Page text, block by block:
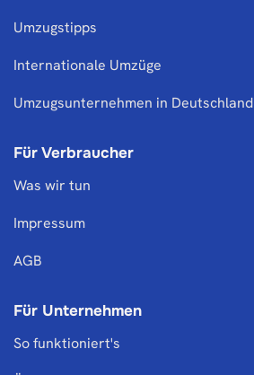
Umzugstipps
Internationale Umzüge
Umzugsunternehmen in Deutschland
Für Verbraucher
Was wir tun
Impressum
AGB
Für Unternehmen
So funktioniert's